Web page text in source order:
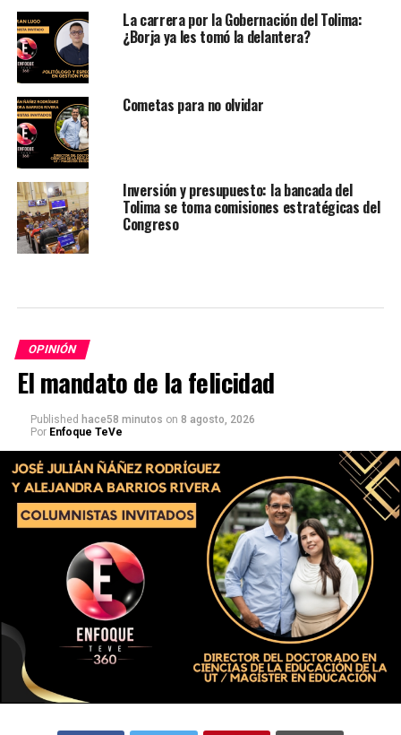
La carrera por la Gobernación del Tolima:
¿Borja ya les tomó la delantera?
Cometas para no olvidar
Inversión y presupuesto: la bancada del
Tolima se toma comisiones estratégicas del
Congreso
OPINIÓN
El mandato de la felicidad
Published hace58 minutos on 8 agosto, 2026
Por Enfoque TeVe